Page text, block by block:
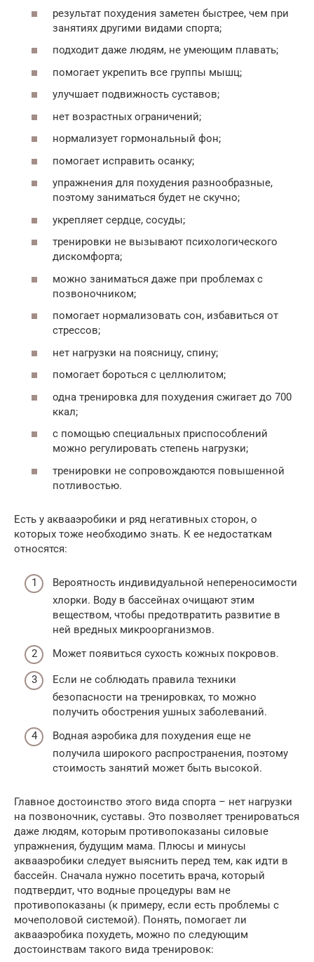
результат похудения заметен быстрее, чем при
занятиях другими видами спорта;
подходит даже людям, не умеющим плавать;
помогает укрепить все группы мышц;
улучшает подвижность суставов;
нет возрастных ограничений;
нормализует гормональный фон;
помогает исправить осанку;
упражнения для похудения разнообразные,
поэтому заниматься будет не скучно;
укрепляет сердце, сосуды;
тренировки не вызывают психологического
дискомфорта;
можно заниматься даже при проблемах с
позвоночником;
помогает нормализовать сон, избавиться от
стрессов;
нет нагрузки на поясницу, спину;
помогает бороться с целлюлитом;
одна тренировка для похудения сжигает до 700
ккал;
с помощью специальных приспособлений
можно регулировать степень нагрузки;
тренировки не сопровождаются повышенной
потливостью.
Есть у аквааэробики и ряд негативных сторон, о
которых тоже необходимо знать. К ее недостаткам
относятся:
Вероятность индивидуальной непереносимости
хлорки. Воду в бассейнах очищают этим
веществом, чтобы предотвратить развитие в
ней вредных микроорганизмов.
Может появиться сухость кожных покровов.
Если не соблюдать правила техники
безопасности на тренировках, то можно
получить обострения ушных заболеваний.
Водная аэробика для похудения еще не
получила широкого распространения, поэтому
стоимость занятий может быть высокой.
Главное достоинство этого вида спорта – нет нагрузки
на позвоночник, суставы. Это позволяет тренироваться
даже людям, которым противопоказаны силовые
упражнения, будущим мама. Плюсы и минусы
аквааэробики следует выяснить перед тем, как идти в
бассейн. Сначала нужно посетить врача, который
подтвердит, что водные процедуры вам не
противопоказаны (к примеру, если есть проблемы с
мочеполовой системой). Понять, помогает ли
аквааэробика похудеть, можно по следующим
достоинствам такого вида тренировок: